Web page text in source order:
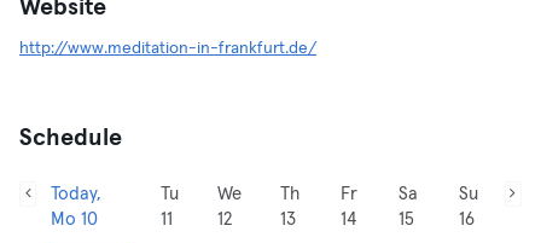
Website
http://www.meditation-in-frankfurt.de/
Schedule
Today,
Mo 10
Tu
11
We
12
Th
13
Fr
14
Sa
15
Su
16